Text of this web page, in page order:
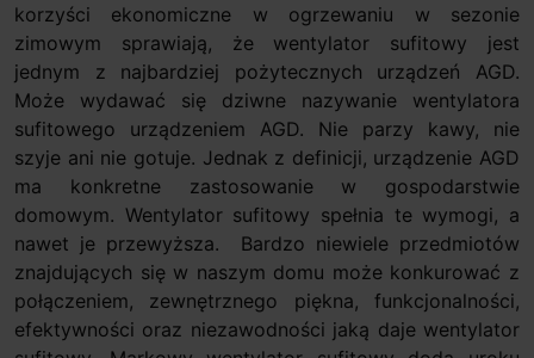
korzyści ekonomiczne w ogrzewaniu w sezonie
zimowym sprawiają, że wentylator sufitowy jest
jednym z najbardziej pożytecznych urządzeń AGD.
Może wydawać się dziwne nazywanie wentylatora
sufitowego urządzeniem AGD. Nie parzy kawy, nie
szyje ani nie gotuje. Jednak z definicji, urządzenie AGD
ma konkretne zastosowanie w gospodarstwie
domowym. Wentylator sufitowy spełnia te wymogi, a
nawet je przewyższa. Bardzo niewiele przedmiotów
znajdujących się w naszym domu może konkurować z
połączeniem, zewnętrznego piękna, funkcjonalności,
efektywności oraz niezawodności jaką daje wentylator